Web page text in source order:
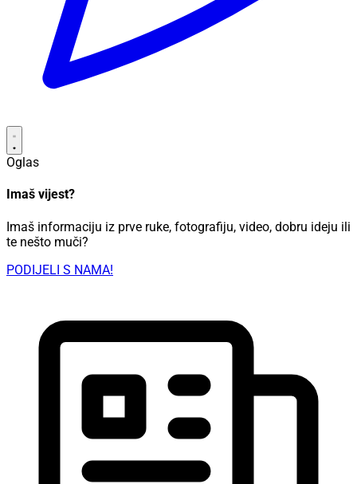
Oglas
Imaš vijest?
Imaš informaciju iz prve ruke, fotografiju, video, dobru ideju ili
te nešto muči?
PODIJELI S NAMA!